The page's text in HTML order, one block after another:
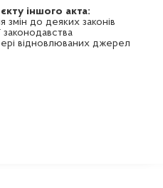
іншого акта:
змін до деяких законів
відновлюваних джерел